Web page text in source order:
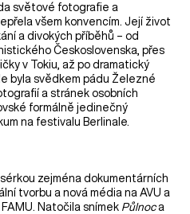
světové fotografie a
všem konvencím. Její život
a divokých příběhů – od
Československa, přes
v Tokiu, až po dramatický
byla svědkem pádu Železné
a stránek osobních
formálně jedinečný
na festivalu Berlinale.
zejména dokumentárních
tvorbu a nová média na AVU a
Natočila snímek Půlnoca